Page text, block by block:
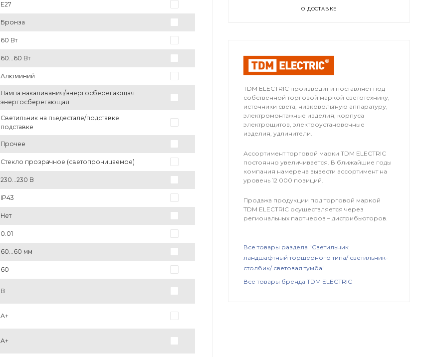
E27
Бронза
60 Вт
60...60 Вт
Алюминий
Лампа накаливания/энергосберегающая
энергосберегающая
Светильник на пьедестале/подставке
подставке
Прочее
Стекло прозрачное (светопроницаемое)
230...230 В
IP43
Нет
0.01
60...60 мм
60
B
A+
A+
О ДОСТАВКЕ
TDM ЕLECTRIC производит и поставляет под
собственной торговой маркой светотехнику,
источники света, низковольтную аппаратуру,
электромонтажные изделия, корпуса
электрощитов, электроустановочные
изделия, удлинители.
Ассортимент торговой марки TDM ЕLECTRIC
постоянно увеличивается. В ближайшие годы
компания намерена вывести ассортимент на
уровень 12 000 позиций.
Продажа продукции под торговой маркой
TDM ЕLECTRIC осуществляется через
региональных партнеров – дистрибьюторов.
Все товары раздела "Светильник
ландшафтный торшерного типа/ светильник-
столбик/ световая тумба"
Все товары бренда TDM ЕLECTRIC